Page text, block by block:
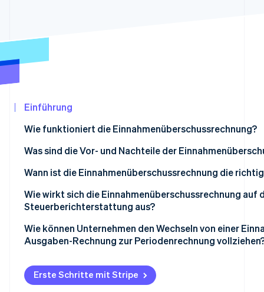
CO₂-Entnahme
Identity
Erfahren Sie, wie Stripe Lösungen für die
Einführung
Wie funktioniert die Einnahmenüberschussrechnung?
Was sind die Vor- und Nachteile der
Wann ist die Einnahmenüberschussrechnung die
Wie wirkt sich die Einnahmenüberschussrechnung auf
Steuerberichterstattung aus?
Wie können Unternehmen den Wechseln von einer
Ausgaben-Rechnung zur Periodenrechnung
Erste Schritte mit Stripe